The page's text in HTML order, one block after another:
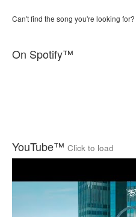
Can't find the song you're looking for?
On Spotify™
YouTube™ Click to load